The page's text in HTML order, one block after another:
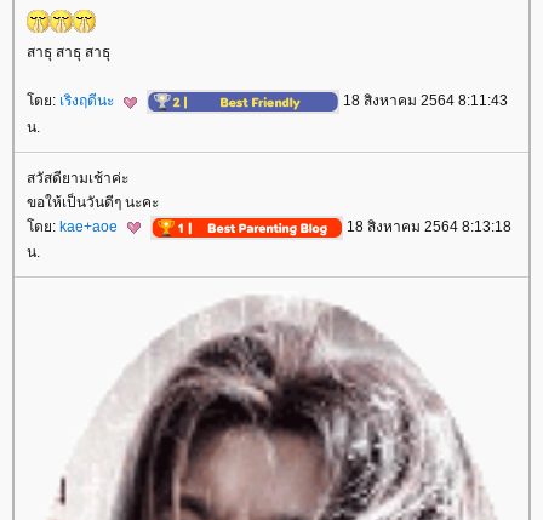
สาธุ สาธุ สาธุ
ดย: เริงฤดีนะ
18 สิงหาคม 2564 8:11:43
น.
สวัสดียามเช้าค่ะ
ขอให้เป็นวันดีๆ นะคะ
ดย: kae+aoe
18 สิงหาคม 2564 8:13:18
น.